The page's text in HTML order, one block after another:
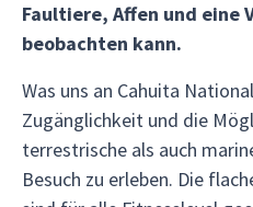
Faultiere, Affen und eine
beobachten kann.
Was uns an Cahuita
Zugänglichkeit und die
terrestrische als auch
Besuch zu erleben. Die